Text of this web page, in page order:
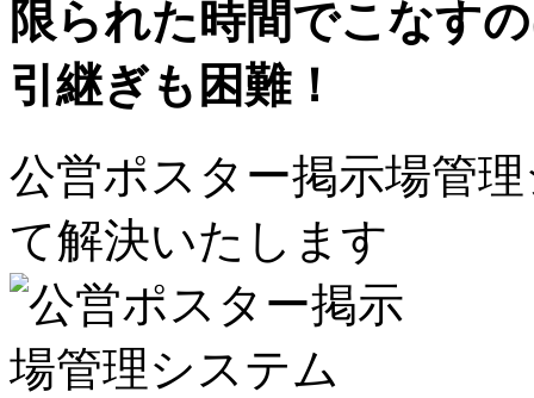
限られた時間でこなす
引継ぎも困難！
公営ポスター掲示場管
て解決いたします